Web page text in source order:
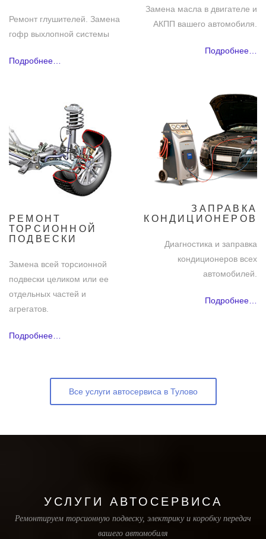
Ремонт глушителей. Замена
гофр выхлопной системы
Подробнее…
РЕМОНТ
ТОРСИОННОЙ
ПОДВЕСКИ
Замена всей торсионной
подвески целиком или ее
отдельных частей и
агрегатов.
Подробнее…
Замена масла в двигателе и
АКПП вашего автомобиля.
Подробнее…
ЗАПРАВКА
КОНДИЦИОНЕРОВ
Диагностика и заправка
кондиционеров всех
автомобилей.
Подробнее…
Все услуги автосервиса в Тулово
УСЛУГИ АВТОСЕРВИСА
Ремонтируем торсионную подвеску, электрику и коробку передач
вашего автомобиля